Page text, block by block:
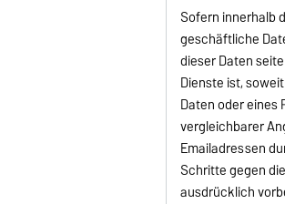
Sofern innerhalb
geschäftliche
dieser Daten
Dienste ist,
Daten oder
vergleichbarer
Emailadressen
Schritte gegen
ausdrücklich